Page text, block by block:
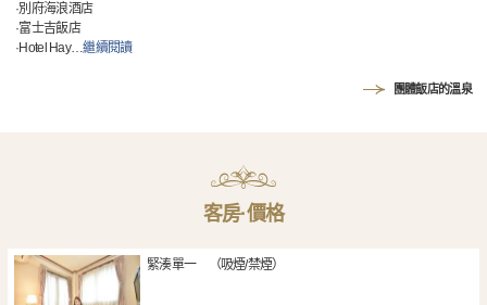
·別府海浪酒店
·富士吉飯店
·Hotel Hay…繼續閱讀
團體飯店的溫泉
客房·價格
緊湊單一 （吸煙/禁煙）